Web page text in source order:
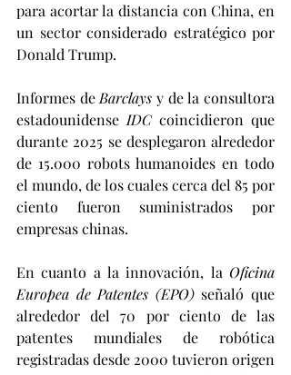
para acortar la distancia con China, en
un sector considerado estratégico por
Donald Trump.
Informes de Barclays y de la consultora
estadounidense IDC coincidieron que
durante 2025 se desplegaron alrededor
de 15.000 robots humanoides en todo
el mundo, de los cuales cerca del 85 por
ciento fueron suministrados por
empresas chinas.
En cuanto a la innovación, la Oficina
Europea de Patentes (EPO) señaló que
alrededor del 70 por ciento de las
patentes mundiales de robótica
registradas desde 2000 tuvieron origen